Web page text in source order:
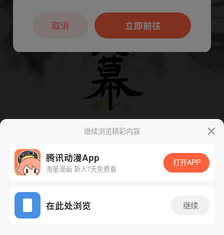
App免费看
腾漫App免费看
继续浏览精彩内容
腾讯动漫App
海量漫画 新人7天免费看
打开APP
在此处浏览 继续
本章节仅支持App阅读，可打开App新用
户7天免费看立即前往
取消